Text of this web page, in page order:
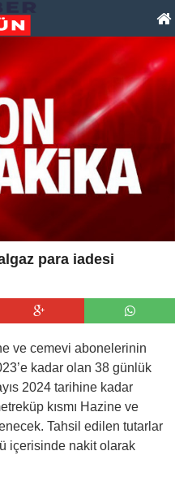
para iadesi
ve cemevi abonelerinin
kadar olan 38 günlük
2024 tarihine kadar
kısmı Hazine ve
Tahsil edilen tutarlar
içerisinde nakit olarak